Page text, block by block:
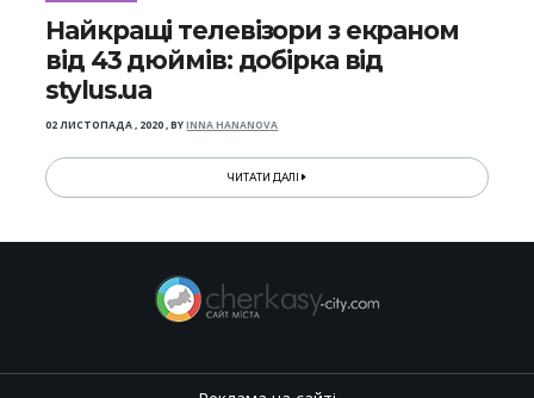
Найкращі телевізори з екраном
від 43 дюймів: добірка від
stylus.ua
02 ЛИСТОПАДА , 2020,BYINNA HANANOVA
ЧИТАТИ ДАЛІ